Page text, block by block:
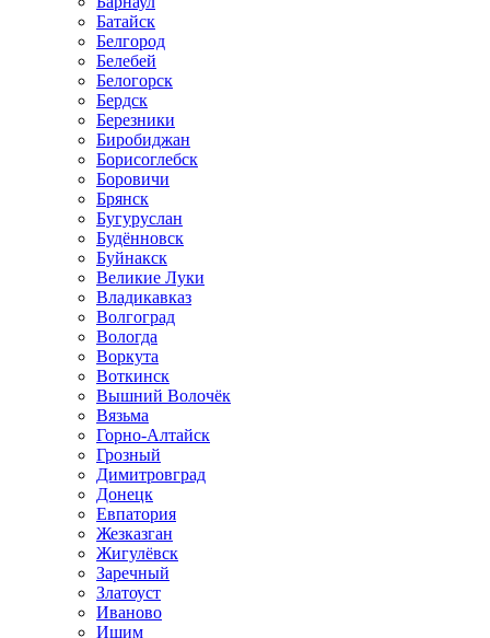
Батайск
Белгород
Белебей
Белогорск
Бердск
Березники
Биробиджан
Борисоглебск
Боровичи
Брянск
Бугуруслан
Будённовск
Буйнакск
Великие Луки
Владикавказ
Волгоград
Вологда
Воркута
Воткинск
Вышний Волочёк
Вязьма
Горно-Алтайск
Грозный
Димитровград
Донецк
Евпатория
Жезказган
Жигулёвск
Заречный
Златоуст
Иваново
Ишим